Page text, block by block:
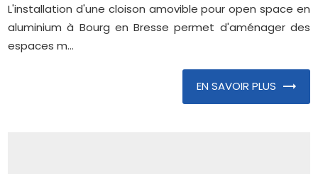
L'installation d'une cloison amovible pour open space en
aluminium à Bourg en Bresse permet d'aménager des
espaces m...
EN SAVOIR PLUS